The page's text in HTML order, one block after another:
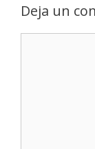
Deja un